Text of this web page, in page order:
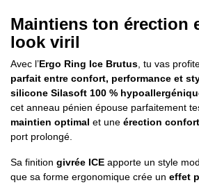
Maintiens ton érection
look viril
Avec l’Ergo Ring Ice Brutus , tu vas
parfait entre confort, performance et
silicone Silasoft 100 %
cet anneau pénien épouse parfaitement
maintien optimal et une érection
port prolongé.
Sa finition givrée ICE apporte un style
que sa forme ergonomique crée un effet